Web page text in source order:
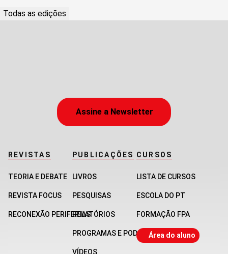
Todas as edições
Assine a Newsletter
REVISTAS
TEORIA E DEBATE
REVISTA FOCUS
RECONEXÃO PERIFERIAS
PUBLICAÇÕES
LIVROS
PESQUISAS
RELATÓRIOS
PROGRAMAS E PODCASTS
VÍDEOS
CURSOS
LISTA DE CURSOS
ESCOLA DO PT
FORMAÇÃO FPA
Área do aluno